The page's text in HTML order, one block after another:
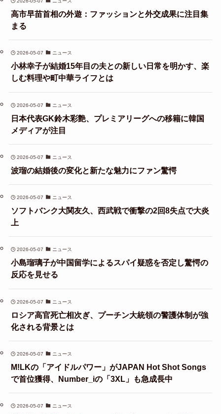
高市早苗首相の外遊：ファッションと外交成果に注目集
まる
2026-05-07 ニュース
小林幸子が結婚15年目の夫との新しい日常を明かす、楽
しむ料理や町中華ライフとは
2026-05-07 ニュース
日本代表GK鈴木彩艶、プレミアリーグへの移籍に韓国
メディアが注目
2026-05-07 ニュース
波瑠の結婚後の変化と新たな魅力にファン驚愕
2026-05-07 ニュース
ソフトバンク大関友久、西武戦で衝撃の2回8失点で大炎
上
2026-05-07 ニュース
小島瑠璃子が中国留学によるスパイ疑惑を否定し驚愕の
反応を見せる
2026-05-07 ニュース
ロシア高官死亡相次ぎ、プーチン大統領の警護体制が強
化される背景とは
2026-05-07 ニュース
M!LKの「アイドルパワー」がJAPAN Hot Shot Songs
で首位獲得、Number_iの「3XL」も急成長中
2026-05-07 ニュース